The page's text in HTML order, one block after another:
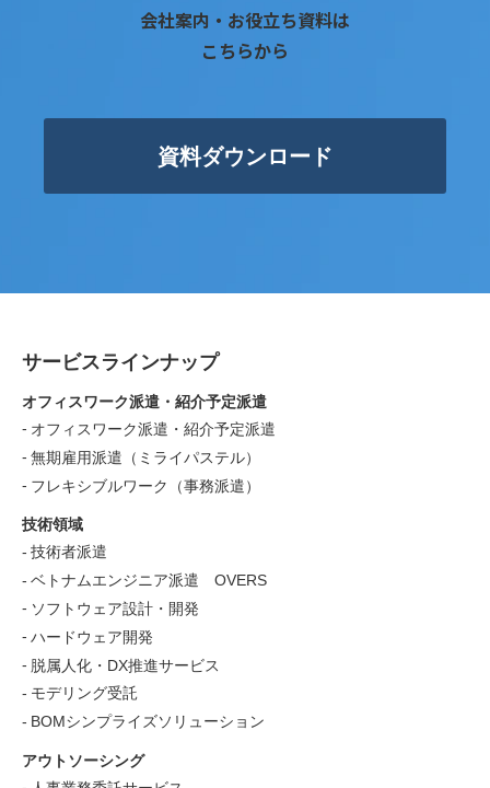
会社案内・お役立ち資料は
こちらから
資料ダウンロード
サービスラインナップ
オフィスワーク派遣・紹介予定派遣
オフィスワーク派遣・紹介予定派遣
無期雇用派遣（ミライパステル）
フレキシブルワーク（事務派遣）
技術領域
技術者派遣
ベトナムエンジニア派遣 OVERS
ソフトウェア設計・開発
ハードウェア開発
脱属人化・DX推進サービス
モデリング受託
BOMシンプライズソリューション
アウトソーシング